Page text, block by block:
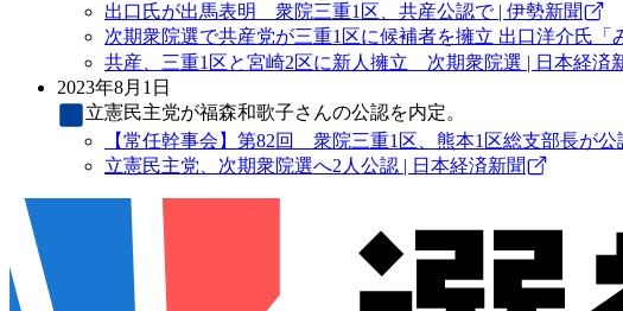
出口氏が出馬表明 衆院三重1区、共産公認で | 伊勢新聞
次期衆院選で共産党が三重1区に候補者を擁立 出口洋介氏
共産、三重1区と宮崎2区に新人擁立 次期衆院選 | 日本経済
2023年8月1日
立憲民主党が福森和歌子さんの公認を内定。
【常任幹事会】第82回 衆院三重1区、熊本1区総支部長が公
立憲民主党、次期衆院選へ2人公認 | 日本経済新聞